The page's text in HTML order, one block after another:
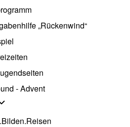
„Rückenwind“
- Advent
von Erwachsene